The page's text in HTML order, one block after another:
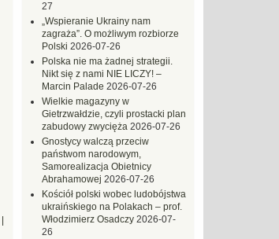
27
„Wspieranie Ukrainy nam
zagraża”. O możliwym rozbiorze
Polski 2026-07-26
Polska nie ma żadnej strategii.
Nikt się z nami NIE LICZY! –
Marcin Palade 2026-07-26
Wielkie magazyny w
Gietrzwałdzie, czyli prostacki plan
zabudowy zwycięża 2026-07-26
Gnostycy walczą przeciw
państwom narodowym,
Samorealizacja Obietnicy
Abrahamowej 2026-07-26
Kościół polski wobec ludobójstwa
ukraińskiego na Polakach – prof.
Włodzimierz Osadczy 2026-07-
26